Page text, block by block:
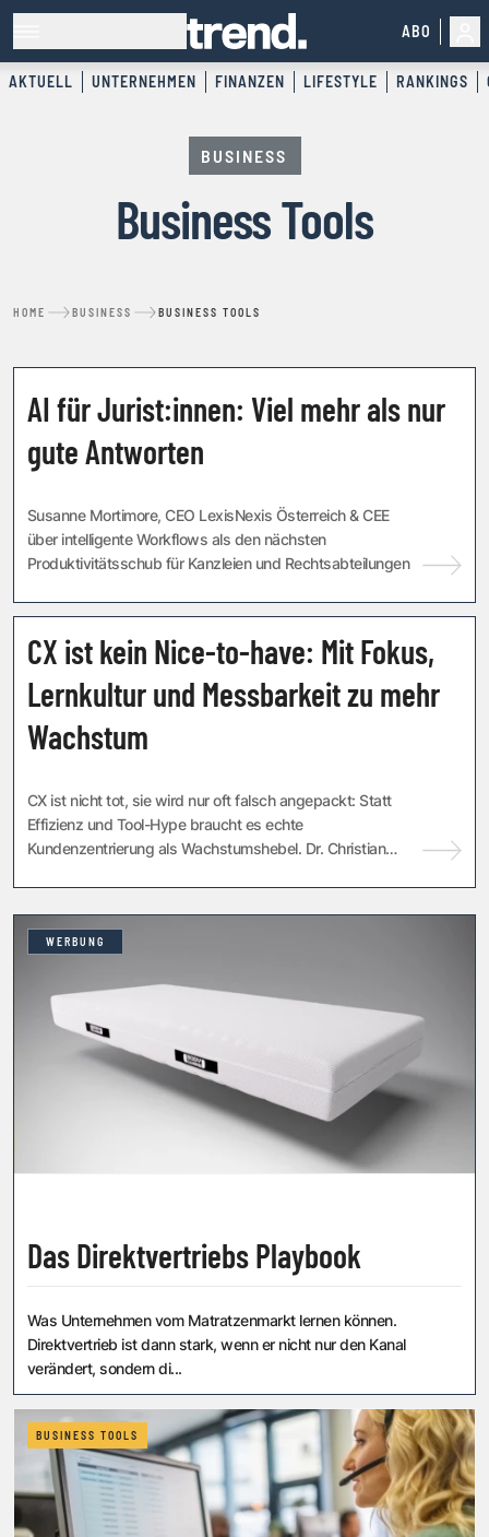
ABO
AKTUELL UNTERNEHMEN FINANZEN LIFESTYLE RANKINGS
BUSINESS
Business Tools
HOME BUSINESS BUSINESS TOOLS
AI für Jurist:innen: Viel mehr als nur
gute Antworten
Susanne Mortimore, CEO LexisNexis Österreich & CEE
über intelligente Workflows als den nächsten
Produktivitätsschub für Kanzleien und Rechtsabteilungen
CUSTOMER EXPERIENCE
CX ist kein Nice-to-have: Mit Fokus,
Lernkultur und Messbarkeit zu mehr
Wachstum
CX ist nicht tot, sie wird nur oft falsch angepackt: Statt
Effizienz und Tool-Hype braucht es echte
Kundenzentrierung als Wachstumshebel. Dr. Christian
WERBUNG
Das Direktvertriebs Playbook
Was Unternehmen vom Matratzenmarkt lernen können.
Direktvertrieb ist dann stark, wenn er nicht nur den Kanal
verändert, sondern di...
BUSINESS TOOLS